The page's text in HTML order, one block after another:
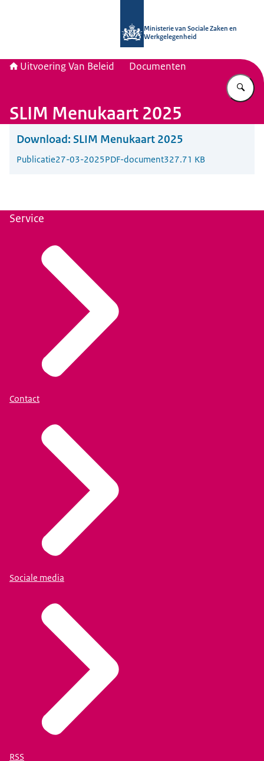
Ministerie van Sociale Zaken en
Werkgelegenheid
Uitvoering Van Beleid Documenten
SLIM Menukaart 2025
Download: SLIM Menukaart 2025
Publicatie27-03-2025PDF-document327.71 KB
Service
Contact
Sociale media
RSS